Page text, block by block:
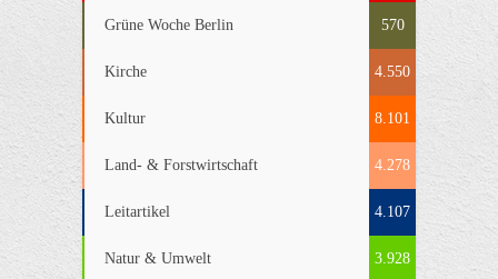
Grüne Woche Berlin 570
Kirche 4.550
Kultur 8.101
Land- & Forstwirtschaft 4.278
Leitartikel 4.107
Natur & Umwelt 3.928